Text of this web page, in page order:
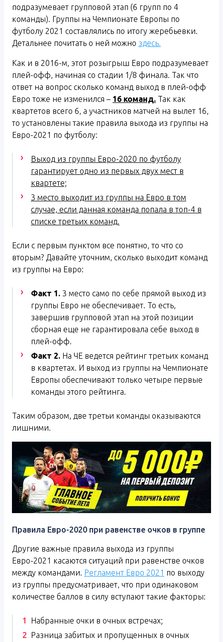
подразумевает групповой этап (6 групп по 4
команды). Группы на Чемпионате Европы по
футболу 2021 составлялись по итогу жеребьевки.
Детальнее почитать о ней можно здесь.
Как и в 2016-м, этот розыгрыш Евро подразумевает
плей-офф, начиная со стадии 1/8 финала. Так что
ответ на вопрос сколько команд выход в плей-офф
Евро тоже не изменился – 16 команд. Так как
квартетов всего 6, а участников матчей на вылет 16,
то установлены такие правила выхода из группы на
Евро-2021 по футболу:
Выход из группы Евро-2020 по футболу
гарантирует одно из первых двух мест в
квартете;
3 место выходит из группы на Евро в том
случае, если данная команда попала в топ-4 в
списке третьих команд.
Если с первым пунктом все понятно, то что со
вторым? Давайте уточним, сколько выходит команд
из группы на Евро:
Факт 1. 3 место само по себе прямой выход из
группы Евро не обеспечивает. То есть,
завершив групповой этап на этой позиции
сборная еще не гарантировала себе выход в
плей-офф.
Факт 2. На ЧЕ ведется рейтинг третьих команд
в квартетах. И выход из группы на Чемпионате
Европы обеспечивают только четыре первые
команды этого рейтинга.
Таким образом, две третьи команды оказываются
лишними.
Правила Евро-2020 при равенстве очков в группе
Другие важные правила выхода из группы
Евро-2021 касаются ситуаций при равенстве очков
между командами. Регламент Евро 2021 по выходу
из группы предусматривает, что при одинаковом
количестве баллов в силу вступают такие факторы:
Набранные очки в очных встречах;
Разница забитых и пропущенных в очных